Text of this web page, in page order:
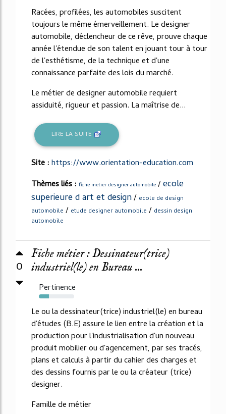
Racées, profilées, les automobiles suscitent
toujours le même émerveillement. Le designer
automobile, déclencheur de ce rêve, prouve chaque
année l'étendue de son talent en jouant tour à tour
de l'esthétisme, de la technique et d'une
connaissance parfaite des lois du marché.
Le métier de designer automobile requiert
assiduité, rigueur et passion. La maîtrise de...
LIRE LA SUITE
Site :https://www.orientation-education.com
Thèmes liés : fiche metier designer automobile /ecole
superieure d art et design/ ecole de design
automobile / etude designer automobile / dessin design
automobile
0
Fiche métier : Dessinateur(trice)
industriel(le) en Bureau ...
Pertinence
29%
Le ou la dessinateur(trice) industriel(le) en bureau
d'études (B.E) assure le lien entre la création et la
production pour l'industrialisation d'un nouveau
produit mobilier ou d'agencement, par ses tracés,
plans et calculs à partir du cahier des charges et
des dessins fournis par le ou la créateur (trice)
designer.
Famille de métier